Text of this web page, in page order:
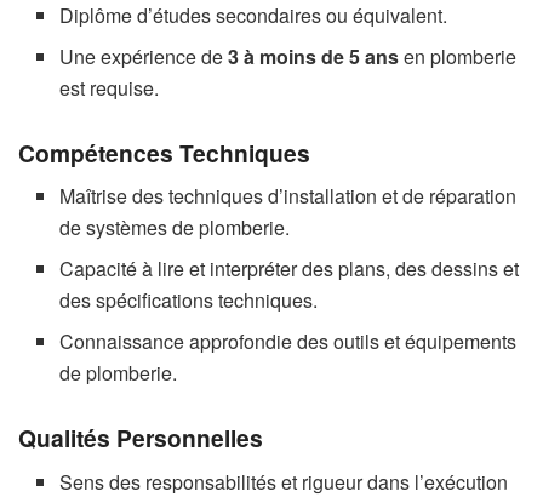
Diplôme d’études secondaires ou équivalent.
Une expérience de3 à moins de 5 ansen plomberie
est requise.
Compétences Techniques
Maîtrise des techniques d’installation et de réparation
de systèmes de plomberie.
Capacité à lire et interpréter des plans, des dessins et
des spécifications techniques.
Connaissance approfondie des outils et équipements
de plomberie.
Qualités Personnelles
Sens des responsabilités et rigueur dans l’exécution